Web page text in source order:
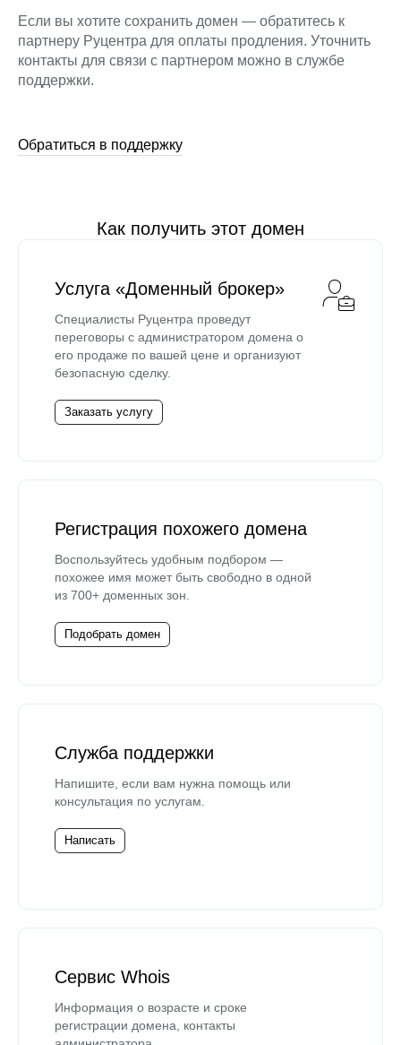
Если вы хотите сохранить домен — обратитесь к
партнеру Руцентра для оплаты продления. Уточнить
контакты для связи с партнером можно в службе
поддержки.
Обратиться в поддержку
Как получить этот домен
Услуга «Доменный брокер»
Специалисты Руцентра проведут
переговоры с администратором домена о
его продаже по вашей цене и организуют
безопасную сделку.
Заказать услугу
Регистрация похожего домена
Воспользуйтесь удобным подбором —
похожее имя может быть свободно в одной
из 700+ доменных зон.
Подобрать домен
Служба поддержки
Напишите, если вам нужна помощь или
консультация по услугам.
Написать
Сервис Whois
Информация о возрасте и сроке
регистрации домена, контакты